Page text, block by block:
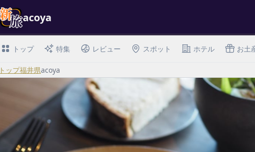
acoya
トップ 特集 レビュー スポット ホテル お土
トップ福井県acoya